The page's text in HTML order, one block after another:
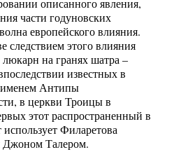
описанного явления,
части годуновских
европейского влияния.
следствием этого влияния
на гранях шатра –
известных в
именем Антипы
в церкви Троицы в
этот распространенный в
Филаретова
Джоном Талером.